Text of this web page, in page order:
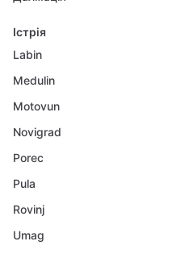
Істрія
Labin
Medulin
Motovun
Novigrad
Porec
Pula
Rovinj
Umag